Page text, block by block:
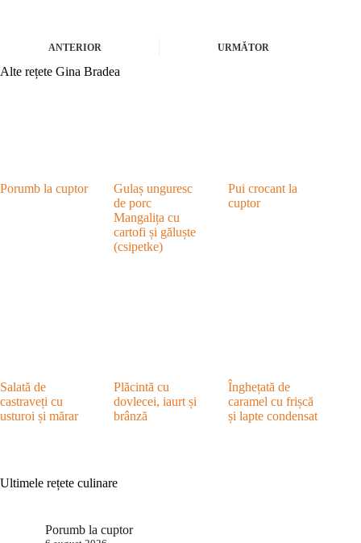
ANTERIOR URMĂTOR
Alte rețete Gina Bradea
Porumb la cuptor
Gulaș unguresc
de porc
Mangalița cu
cartofi și găluște
(csipetke)
Pui crocant la
cuptor
Salată de
castraveți cu
usturoi și mărar
Plăcintă cu
dovlecei, iaurt și
brânză
Înghețată de
caramel cu frișcă
și lapte condensat
Ultimele rețete culinare
Porumb la cuptor